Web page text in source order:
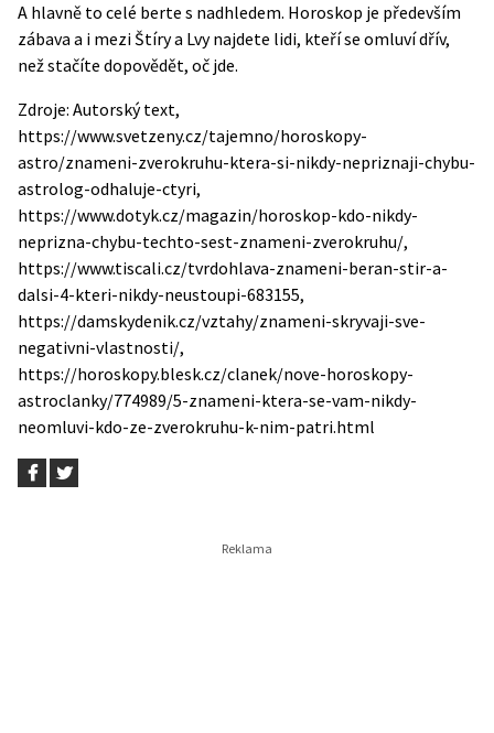
A hlavně to celé berte s nadhledem. Horoskop je především
zábava a i mezi Štíry a Lvy najdete lidi, kteří se omluví dřív,
než stačíte dopovědět, oč jde.
Zdroje: Autorský text,
https://www.svetzeny.cz/tajemno/horoskopy-
astro/znameni-zverokruhu-ktera-si-nikdy-nepriznaji-chybu-
astrolog-odhaluje-ctyri,
https://www.dotyk.cz/magazin/horoskop-kdo-nikdy-
neprizna-chybu-techto-sest-znameni-zverokruhu/,
https://www.tiscali.cz/tvrdohlava-znameni-beran-stir-a-
dalsi-4-kteri-nikdy-neustoupi-683155,
https://damskydenik.cz/vztahy/znameni-skryvaji-sve-
negativni-vlastnosti/,
https://horoskopy.blesk.cz/clanek/nove-horoskopy-
astroclanky/774989/5-znameni-ktera-se-vam-nikdy-
neomluvi-kdo-ze-zverokruhu-k-nim-patri.html